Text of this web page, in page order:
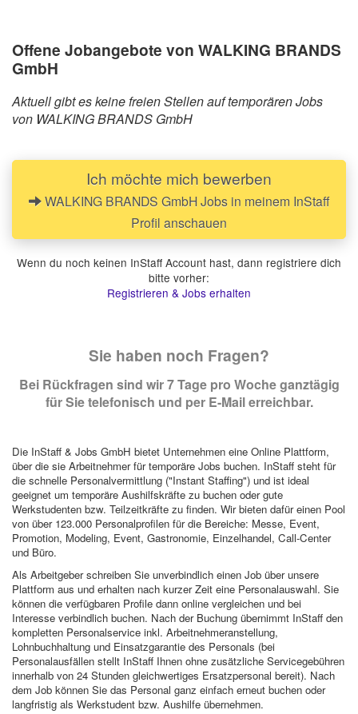
Offene Jobangebote von WALKING BRANDS
GmbH
Aktuell gibt es keine freien Stellen auf temporären Jobs
von WALKING BRANDS GmbH
Ich möchte mich bewerben
WALKING BRANDS GmbH Jobs in meinem InStaff
Profil anschauen
Wenn du noch keinen InStaff Account hast, dann registriere dich
bitte vorher:
Registrieren & Jobs erhalten
Sie haben noch Fragen?
Bei Rückfragen sind wir 7 Tage pro Woche ganztägig
für Sie telefonisch und per E-Mail erreichbar.
Die InStaff & Jobs GmbH bietet Unternehmen eine Online Plattform,
über die sie Arbeitnehmer für temporäre Jobs buchen. InStaff steht für
die schnelle Personalvermittlung ("Instant Staffing") und ist ideal
geeignet um temporäre Aushilfskräfte zu buchen oder gute
Werkstudenten bzw. Teilzeitkräfte zu finden. Wir bieten dafür einen Pool
von über 123.000 Personalprofilen für die Bereiche: Messe, Event,
Promotion, Modeling, Event, Gastronomie, Einzelhandel, Call-Center
und Büro.
Als Arbeitgeber schreiben Sie unverbindlich einen Job über unsere
Plattform aus und erhalten nach kurzer Zeit eine Personalauswahl. Sie
können die verfügbaren Profile dann online vergleichen und bei
Interesse verbindlich buchen. Nach der Buchung übernimmt InStaff den
kompletten Personalservice inkl. Arbeitnehmeranstellung,
Lohnbuchhaltung und Einsatzgarantie des Personals (bei
Personalausfällen stellt InStaff Ihnen ohne zusätzliche Servicegebühren
innerhalb von 24 Stunden gleichwertiges Ersatzpersonal bereit). Nach
dem Job können Sie das Personal ganz einfach erneut buchen oder
langfristig als Werkstudent bzw. Aushilfe übernehmen.